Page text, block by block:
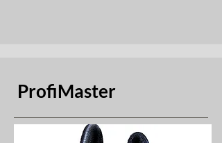
ProfiMaster